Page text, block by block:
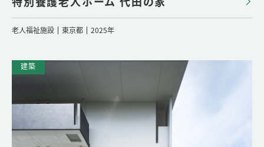
老人福祉施設 東京都 2025年